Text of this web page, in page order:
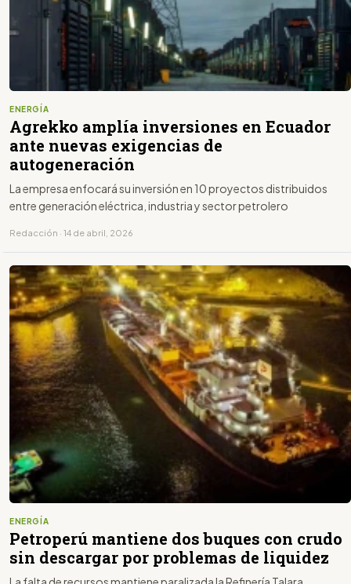
ENERGÍA
Agrekko amplía inversiones en Ecuador
ante nuevas exigencias de
autogeneración
La empresa enfocará su inversión en 10 proyectos distribuidos
entre generación eléctrica, industria y sector petrolero
Redacción · 14 de abril, 2026
ENERGÍA
Petroperú mantiene dos buques con crudo
sin descargar por problemas de liquidez